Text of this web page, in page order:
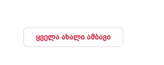
ყველა ახალი ამბავი